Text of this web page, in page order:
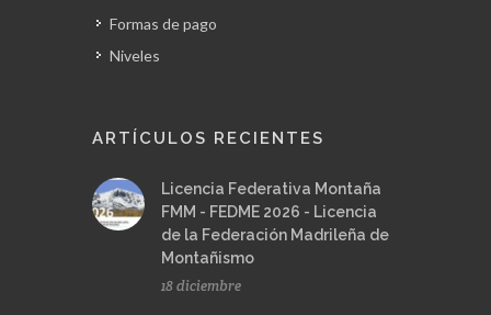
Formas de pago
Niveles
ARTÍCULOS RECIENTES
Licencia Federativa Montaña
FMM - FEDME 2026 - Licencia
de la Federación Madrileña de
Montañismo
18 diciembre